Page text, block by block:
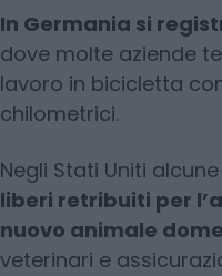
In Germania si
dove molte aziende
lavoro in bicicletta
chilometrici.
Negli Stati Uniti
liberi retribuiti per
nuovo animale
veterinari e